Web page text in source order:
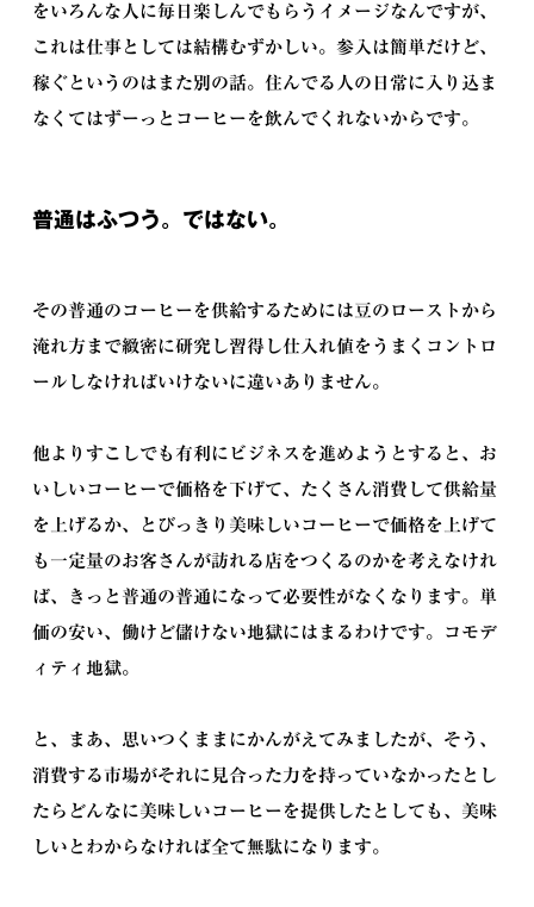
をいろんな人に毎日楽しんでもらうイメージなんですが、
これは仕事としては結構むずかしい。参入は簡単だけど、
稼ぐというのはまた別の話。住んでる人の日常に入り込ま
なくてはずーっとコーヒーを飲んでくれないからです。
普通はふつう。ではない。
その普通のコーヒーを供給するためには豆のローストから
淹れ方まで緻密に研究し習得し仕入れ値をうまくコントロ
ールしなければいけないに違いありません。
他よりすこしでも有利にビジネスを進めようとすると、お
いしいコーヒーで価格を下げて、たくさん消費して供給量
を上げるか、とびっきり美味しいコーヒーで価格を上げて
も一定量のお客さんが訪れる店をつくるのかを考えなけれ
ば、きっと普通の普通になって必要性がなくなります。単
価の安い、働けど儲けない地獄にはまるわけです。コモデ
ィティ地獄。
と、まあ、思いつくままにかんがえてみましたが、そう、
消費する市場がそれに見合った力を持っていなかったとし
たらどんなに美味しいコーヒーを提供したとしても、美味
しいとわからなければ全て無駄になります。